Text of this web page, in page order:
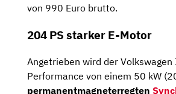
von 990 Euro brutto.
204 PS starker E-Motor
Angetrieben wird der Volkswagen
Performance von einem 50 kW
permanentmagneterregten